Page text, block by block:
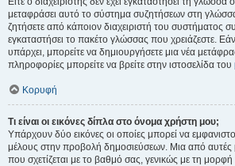
μεταφράσει αυτό το σύστημα συζητήσεων στη
ζητήσετε από κάποιον διαχειριστή του συστήματος
εγκαταστήσει το πακέτο γλώσσας που χρειάζεστε.
υπάρχει, μπορείτε να δημιουργήσετε μια νέα
πληροφορίες μπορείτε να βρείτε στην ιστοσελίδα του
Κορυφή
Τι είναι οι εικόνες δίπλα στο όνομα χρήστη μου;
Υπάρχουν δύο εικόνες οι οποίες μπορεί να
μέλους στην προβολή δημοσιεύσεων. Μια από αυτές
που σχετίζεται με το βαθμό σας, γενικώς με τη